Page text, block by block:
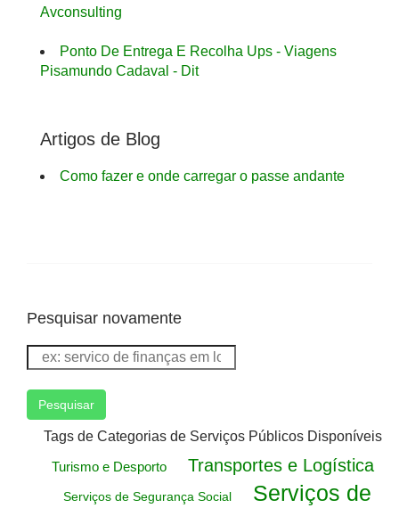
Avconsulting
Ponto De Entrega E Recolha Ups - Viagens
Pisamundo Cadaval - Dit
Artigos de Blog
Como fazer e onde carregar o passe andante
Pesquisar novamente
Pesquisar
Tags de Categorias de Serviços Públicos Disponíveis
Turismo e Desporto
Transportes e Logística
Serviços de Segurança Social
Serviços de